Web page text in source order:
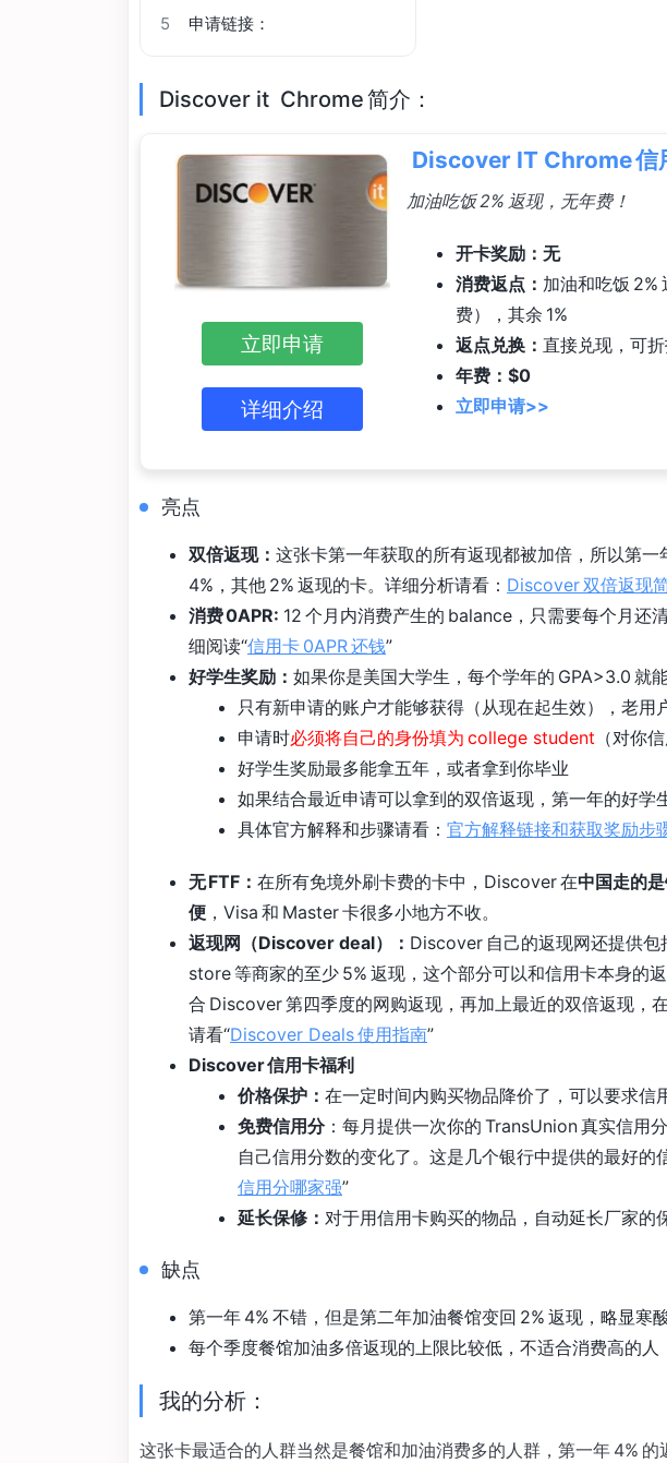
5
申请链接：
Discover it Chrome 简介：
立即申请
详细介绍
Discover IT Chrome 信
加油吃饭 2% 返现，无年费！
开卡奖励：无
消费返点： 加油和吃饭 2%
费），其余 1%
返点兑换： 直接兑现，可
年费：$0
立即申请>>
亮点
双倍返现： 这张卡第一年获取的所有返现都被加倍，所以第
4%，其他 2% 返现的卡。详细分析请看： Discover 双倍返现
消费 0APR: 12 个月内消费产生的 balance，只需要每个月还
细阅读“信用卡 0APR 还钱”
好学生奖励： 如果你是美国大学生，每个学年的 GPA>3.0 就
只有新申请的账户才能够获得（从现在起生效），老用
申请时必须将自己的身份填为 college student （对你
好学生奖励最多能拿五年，或者拿到你毕业
如果结合最近申请可以拿到的双倍返现，第一年的好学
具体官方解释和步骤请看： 官方解释链接和获取奖励步
无 FTF： 在所有免境外刷卡费的卡中，Discover 在中国走的
便 ，Visa 和 Master 卡很多小地方不收。
返现网（Discover deal）： Discover 自己的返现网还提供
store 等商家的至少 5% 返现，这个部分可以和信用卡本身的
合 Discover 第四季度的网购返现，再加上最近的双倍返现，
请看“Discover Deals 使用指南”
Discover 信用卡福利
价格保护： 在一定时间内购买物品降价了，可以要求信
免费信用分：每月提供一次你的 TransUnion 真实信用
自己信用分数的变化了。这是几个银行中提供的最好的
信用分哪家强”
延长保修： 对于用信用卡购买的物品，自动延长厂家的
缺点
第一年 4% 不错，但是第二年加油餐馆变回 2% 返现，略显寒
每个季度餐馆加油多倍返现的上限比较低，不适合消费高的人
我的分析：
这张卡最适合的人群当然是餐馆和加油消费多的人群，第一年 4%